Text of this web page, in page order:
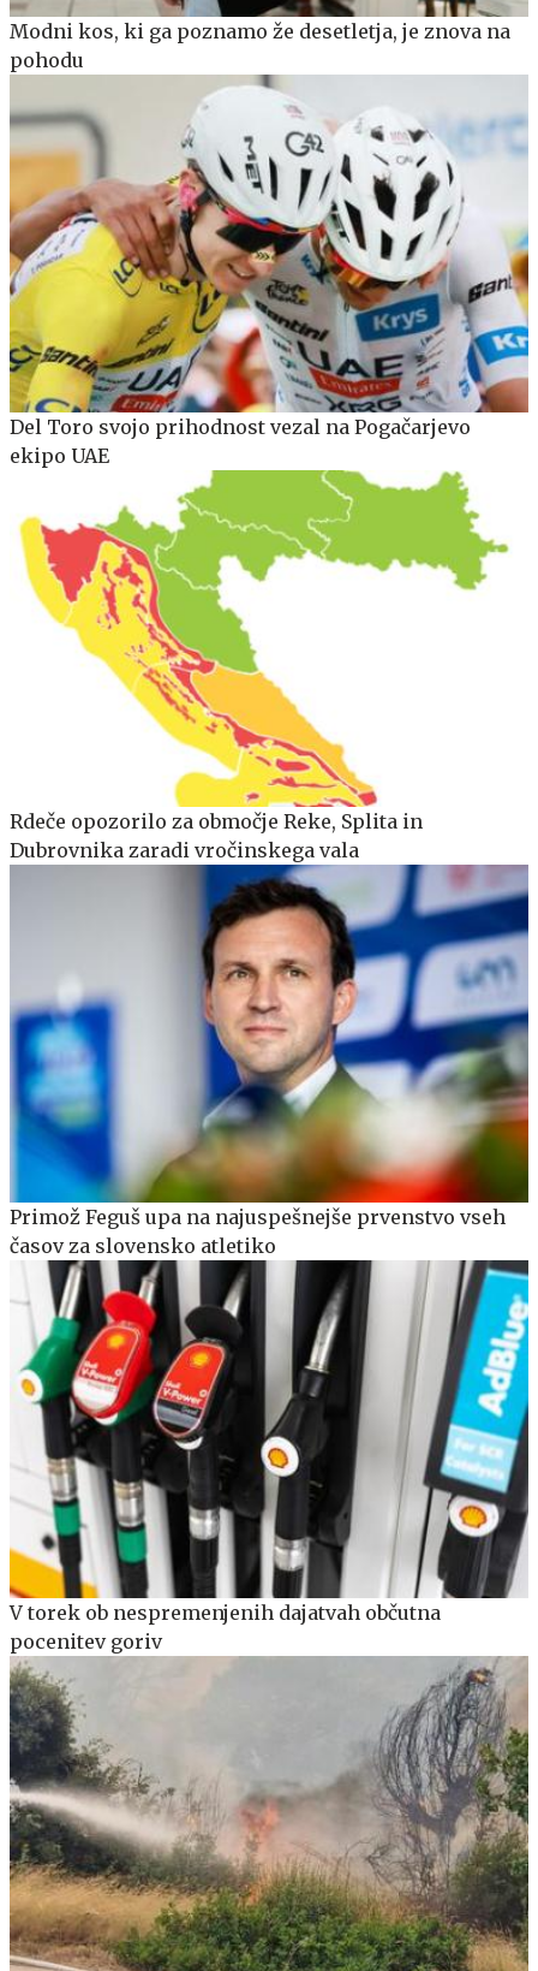
Modni kos, ki ga poznamo že desetletja, je znova na
pohodu
Del Toro svojo prihodnost vezal na Pogačarjevo
ekipo UAE
Rdeče opozorilo za območje Reke, Splita in
Dubrovnika zaradi vročinskega vala
Primož Feguš upa na najuspešnejše prvenstvo vseh
časov za slovensko atletiko
V torek ob nespremenjenih dajatvah občutna
pocenitev goriv